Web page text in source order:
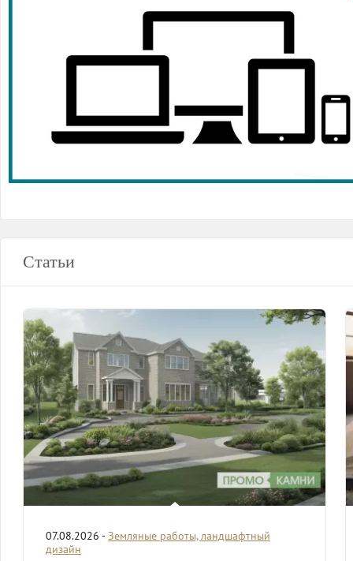
Статьи
07.08.2026 -Земляные работы, ландшафтный
дизайн